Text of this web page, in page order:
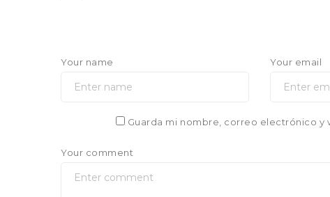
Your name Your email
Guarda mi nombre, correo electrónico y
Your comment